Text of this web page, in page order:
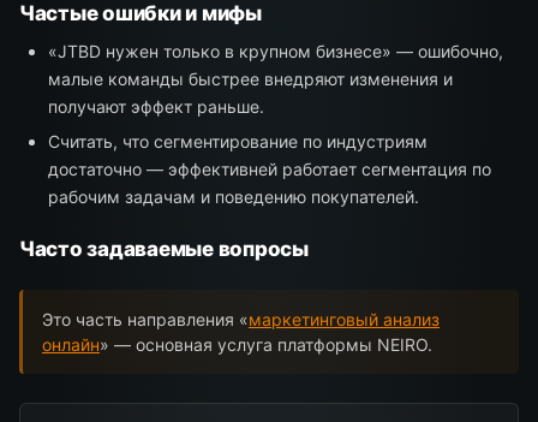
Частые ошибки и мифы
«JTBD нужен только в крупном бизнесе» — ошибочно,
малые команды быстрее внедряют изменения и
получают эффект раньше.
Считать, что сегментирование по индустриям
достаточно — эффективней работает сегментация по
рабочим задачам и поведению покупателей.
Часто задаваемые вопросы
Это часть направления «маркетинговый анализ
онлайн» — основная услуга платформы NEIRO.